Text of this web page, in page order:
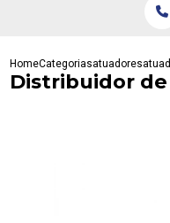
HomeCategoriasatuadores
Distribuidor